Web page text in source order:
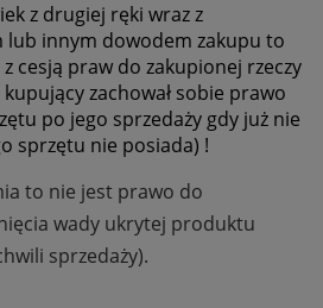
z drugiej ręki wraz z
lub innym dowodem zakupu to
cesją praw do zakupionej rzeczy
zachował sobie prawo
po jego sprzedaży gdy już nie
sprzętu nie posiada) !
to nie jest prawo do
wady ukrytej produktu
sprzedaży).